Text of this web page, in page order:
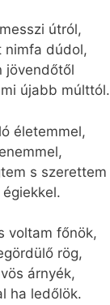
útról,
nimfa dúdol,
jövendőtől
újabb múlttól.
életemmel,
s szerettem
voltam főnök,
rög,
árnyék,
ha ledőlök.